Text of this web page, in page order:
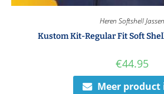
Heren Softshell Jassen
Kustom Kit-Regular Fit Soft
€44.95
Meer product